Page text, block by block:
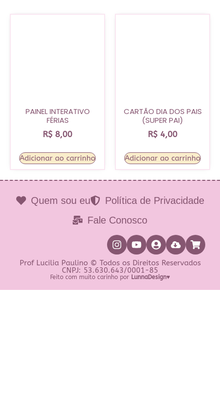
PAINEL INTERATIVO
FÉRIAS
R$ 8,00
Adicionar ao carrinho
CARTÃO DIA DOS PAIS
(SUPER PAI)
R$ 4,00
Adicionar ao carrinho
Quem sou eu
Política de Privacidade
Fale Conosco
Prof Lucilia Paulino © Todos os Direitos Reservados
CNPJ: 53.630.643/0001-85
Feito com muito carinho por LunnaDesign♥